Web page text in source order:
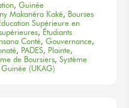
, Guinée
Makanéra Kaké, Bourses
Supérieure en
, Étudiants
Conté, Gouvernance,
, PADES, Plainte,
de Boursiers, Système
(UKAG)